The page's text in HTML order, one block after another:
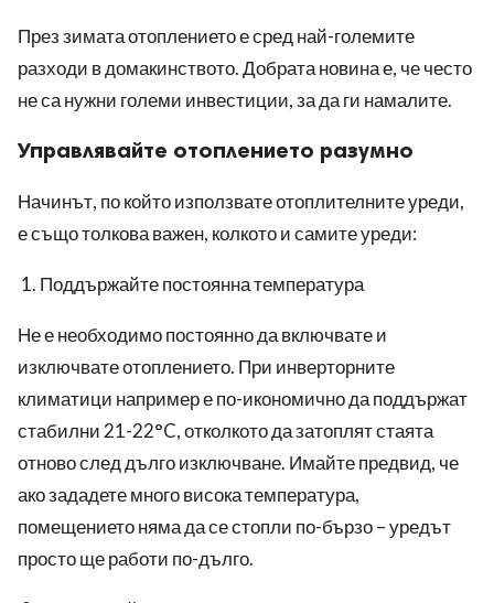
През зимата отоплението е сред най-големите
разходи в домакинството. Добрата новина е, че често
не са нужни големи инвестиции, за да ги намалите.
Управлявайте отоплението разумно
Начинът, по който използвате отоплителните уреди,
е също толкова важен, колкото и самите уреди:
Поддържайте постоянна температура
Не е необходимо постоянно да включвате и
изключвате отоплението. При инверторните
климатици например е по-икономично да поддържат
стабилни 21-22°C, отколкото да затоплят стаята
отново след дълго изключване. Имайте предвид, че
ако зададете много висока температура,
помещението няма да се стопли по-бързо – уредът
просто ще работи по-дълго.